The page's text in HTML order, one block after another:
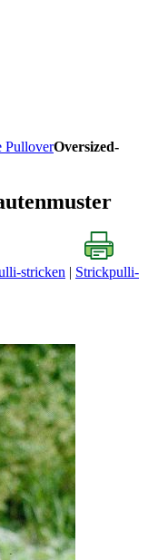
PulloverOversized-
stricken
Strickpulli-